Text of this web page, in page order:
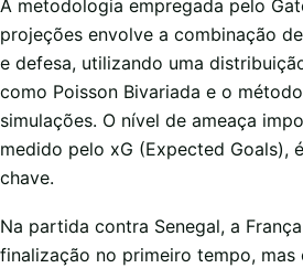
A metodologia empregada pelo
projeções envolve a combinação
e defesa, utilizando uma
como Poisson Bivariada e o
simulações. O nível de ameaça
medido pelo xG (Expected Goals),
chave.
Na partida contra Senegal, a
finalização no primeiro tempo, mas